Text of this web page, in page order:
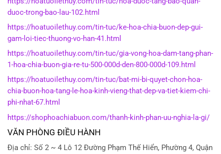
duoc-trong-bao-lau-102.html
https://hoatuoilethuy.com/tin-tuc/ke-hoa-chia-buon-dep-gui-
gam-loi-tiec-thuong-vo-han-41.html
https://hoatuoilethuy.com/tin-tuc/gia-vong-hoa-dam-tang-phan-
1-hoa-chia-buon-gia-re-tu-500-000d-den-800-000d-109.html
https://hoatuoilethuy.com/tin-tuc/bat-mi-bi-quyet-chon-hoa-
chia-buon-hoa-tang-le-hoa-kinh-vieng-that-dep-va-tiet-kiem-chi-
phi-nhat-67.html
https://shophoachiabuon.com/thanh-kinh-phan-uu-nghia-la-gi/
VĂN PHÒNG ĐIỀU HÀNH
Địa chỉ: Số 2 ~ 4 Lô 12 Đường Phạm Thế Hiển, Phường 4, Quận